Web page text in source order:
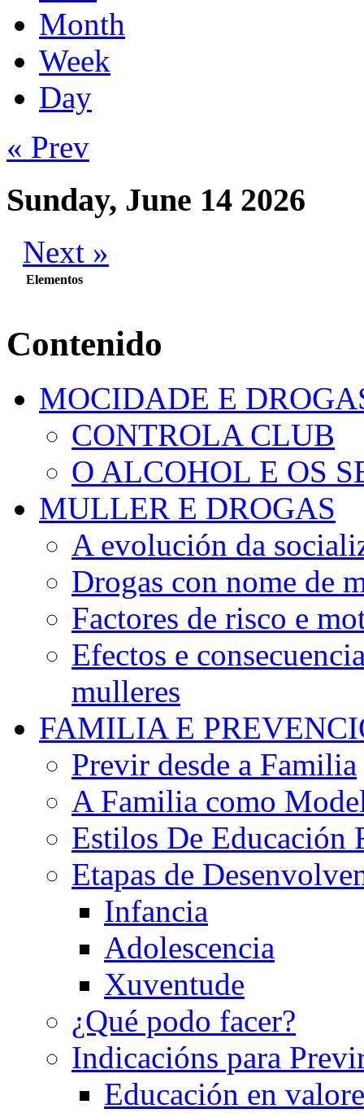
Month
Week
Day
« Prev
Sunday, June 14 2026
Next »
Elementos
Contenido
MOCIDADE E
CONTROLA CLUB
O ALCOHOL E OS
MULLER E DROGAS
A evolución da
Drogas con nome de
Factores de risco e
Efectos e
mulleres
FAMILIA E
Previr desde a Familia
A Familia como
Estilos De Educación
Etapas de
Infancia
Adolescencia
Xuventude
¿Qué podo facer?
Indicacións para
Educación en